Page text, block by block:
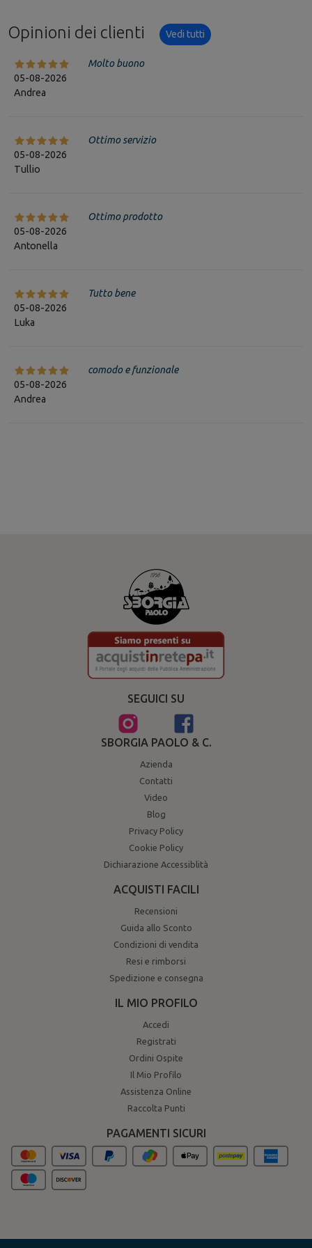
Opinioni dei clienti Vedi tutti
05-08-2026
Andrea
Molto buono
05-08-2026
Tullio
Ottimo servizio
05-08-2026
Antonella
Ottimo prodotto
05-08-2026
Luka
Tutto bene
05-08-2026
Andrea
comodo e funzionale
SEGUICI SU
SBORGIA PAOLO & C.
Azienda
Contatti
Video
Blog
Privacy Policy
Cookie Policy
Dichiarazione Accessiblità
ACQUISTI FACILI
Recensioni
Guida allo Sconto
Condizioni di vendita
Resi e rimborsi
Spedizione e consegna
IL MIO PROFILO
Accedi
Registrati
Ordini Ospite
Il Mio Profilo
Assistenza Online
Raccolta Punti
PAGAMENTI SICURI